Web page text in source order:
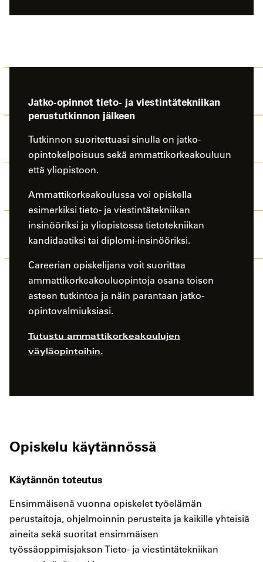
Jatko-opinnot tieto- ja viestintätekniikan
perustutkinnon jälkeen
Tutkinnon suoritettuasi sinulla on jatko-
opintokelpoisuus sekä ammattikorkeakouluun
että yliopistoon.
Ammattikorkeakoulussa voi opiskella
esimerkiksi tieto- ja viestintätekniikan
insinööriksi ja yliopistossa tietotekniikan
kandidaatiksi tai diplomi-insinööriksi.
Careerian opiskelijana voit suorittaa
ammattikorkeakouluopintoja osana toisen
asteen tutkintoa ja näin parantaan jatko-
opintovalmiuksiasi.
Tutustu ammattikorkeakoulujen
väyläopintoihin.
Opiskelu käytännössä
Käytännön toteutus
Ensimmäisenä vuonna opiskelet työelämän
perustaitoja, ohjelmoinnin perusteita ja kaikille yhteisiä
aineita sekä suoritat ensimmäisen
työssäoppimisjakson Tieto- ja viestintätekniikan